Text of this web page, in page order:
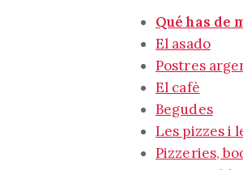
Qué has de
El asado
Postres
El cafè
Begudes
Les pizzes i
Pizzeries,